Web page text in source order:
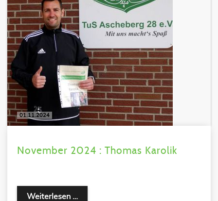
01.11.2024
November 2024 : Thomas Karolik
Weiterlesen …